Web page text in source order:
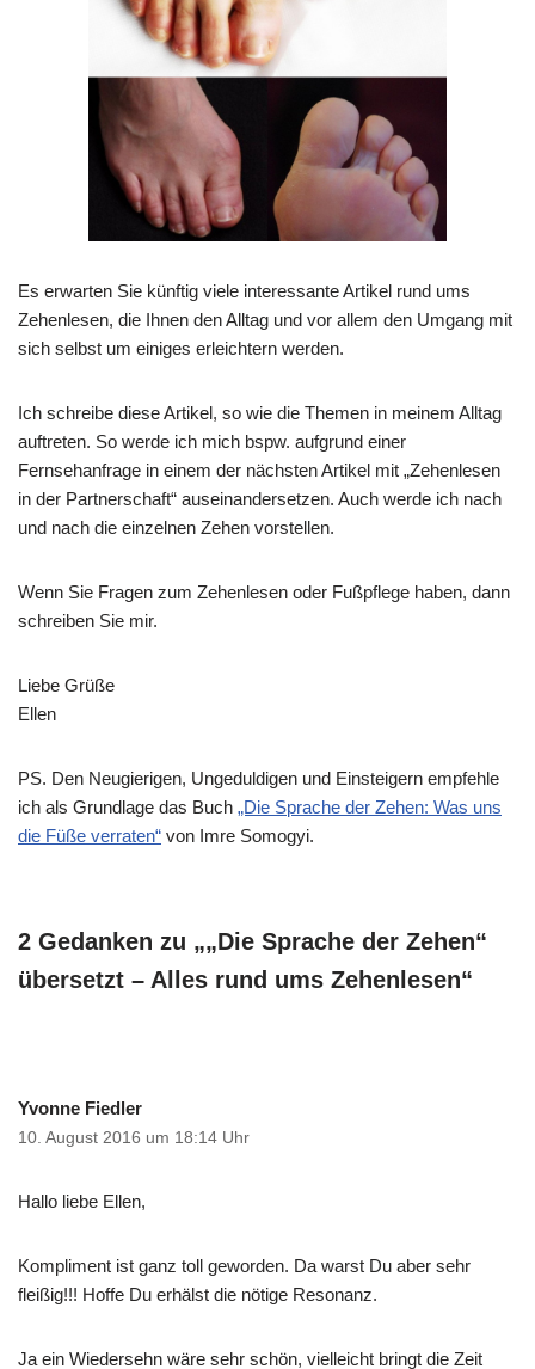
Es erwarten Sie künftig viele interessante Artikel rund ums
Zehenlesen, die Ihnen den Alltag und vor allem den Umgang mit
sich selbst um einiges erleichtern werden.
Ich schreibe diese Artikel, so wie die Themen in meinem Alltag
auftreten. So werde ich mich bspw. aufgrund einer
Fernsehanfrage in einem der nächsten Artikel mit „Zehenlesen
in der Partnerschaft“ auseinandersetzen. Auch werde ich nach
und nach die einzelnen Zehen vorstellen.
Wenn Sie Fragen zum Zehenlesen oder Fußpflege haben, dann
schreiben Sie mir.
Liebe Grüße
Ellen
PS. Den Neugierigen, Ungeduldigen und Einsteigern empfehle
ich als Grundlage das Buch „Die Sprache der Zehen: Was uns
die Füße verraten“ von Imre Somogyi.
2 Gedanken zu „„Die Sprache der Zehen“
übersetzt – Alles rund ums Zehenlesen“
Yvonne Fiedler
10. August 2016 um 18:14 Uhr
Hallo liebe Ellen,
Kompliment ist ganz toll geworden. Da warst Du aber sehr
fleißig!!! Hoffe Du erhälst die nötige Resonanz.
Ja ein Wiedersehn wäre sehr schön, vielleicht bringt die Zeit